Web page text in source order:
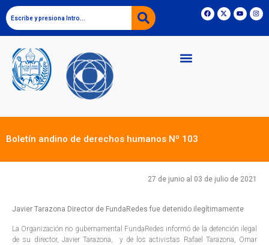
Boletín andino de derechos humanos Nº 103
27 de junio al 03 de julio de 2021
Javier Tarazona Director de FundaRedes fue detenido ilegítimamente
La Organización no gubernamental FundaRedes informó de la detención ilegal
de su director, Javier Tarazona, y de los activistas Rafael Tarazona, Omar